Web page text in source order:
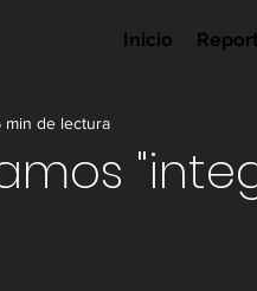
Inicio
min de lectura